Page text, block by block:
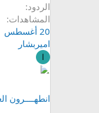
الردود
المشاهدات
20 أغسطس 2021
اميربشار
ا
انطهــــرون